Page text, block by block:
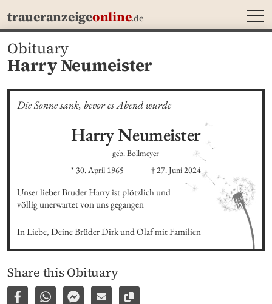
traueranzeigeonline.de
Obituary
Harry Neumeister
Die Sonne sank, bevor es Abend wurde
HarryNeumeister
geb. Bollmeyer
* 30. April 1965
† 27. Juni 2024
Unser lieber Bruder Harry ist plötzlich und
völlig unerwartet von uns gegangen
In Liebe, Deine Brüder Dirk und Olaf mit Familien
Share this Obituary